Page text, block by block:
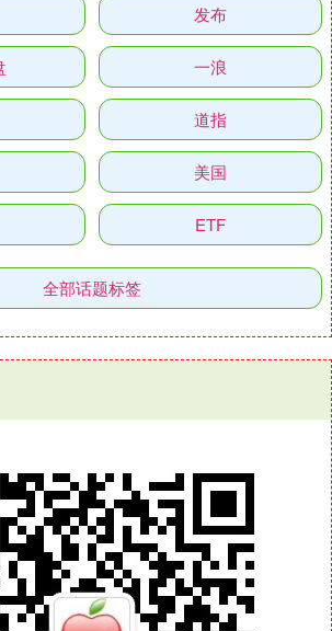
发布
一浪
道指
美国
ETF
全部话题标签